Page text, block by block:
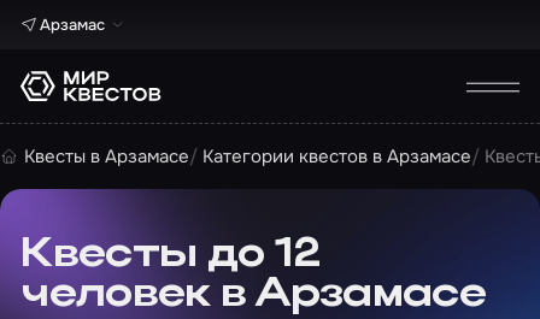
Арзамас
Квесты в Арзамасе Категории квестов в Арзамасе
Квесты до 12
человек в Арзамасе